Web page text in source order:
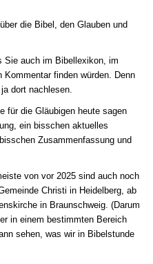
die Bibel, den Glauben und
Sie auch im Bibellexikon, im
finden würden. Denn
dort nachlesen.
für die Gläubigen heute sagen
ein bisschen aktuelles
Zusammenfassung und
von vor 2025 sind auch noch
Christi in Heidelberg, ab
in Braunschweig. (Darum
in einem bestimmten Bereich
sehen, was wir in Bibelstunde